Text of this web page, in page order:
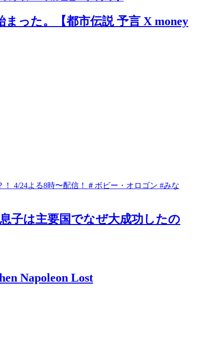
った。【都市伝説 予言 X money
子は主要国でなぜ大成功したの
Napoleon Lost